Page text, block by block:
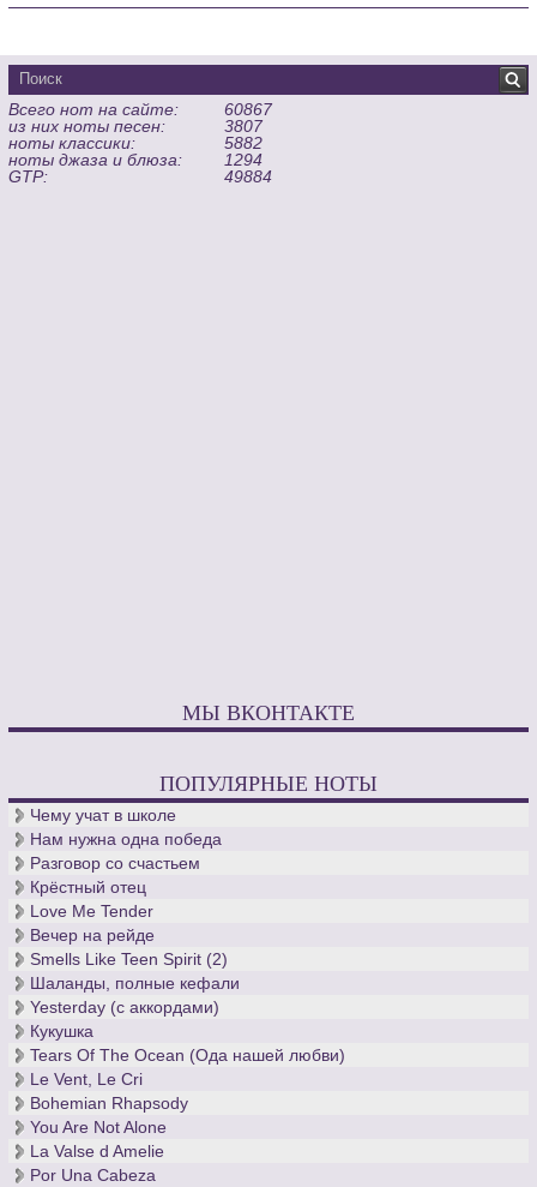
Всего нот на сайте:
60867
из них ноты песен:
3807
ноты классики:
5882
ноты джаза и блюза:
1294
GTP:
49884
МЫ ВКОНТАКТЕ
ПОПУЛЯРНЫЕ НОТЫ
Чему учат в школе
Нам нужна одна победа
Разговор со счастьем
Крёстный отец
Love Me Tender
Вечер на рейде
Smells Like Teen Spirit (2)
Шаланды, полные кефали
Yesterday (с аккордами)
Кукушка
Tears Of The Ocean (Ода нашей любви)
Le Vent, Le Cri
Bohemian Rhapsody
You Are Not Alone
La Valse d Amelie
Por Una Cabeza